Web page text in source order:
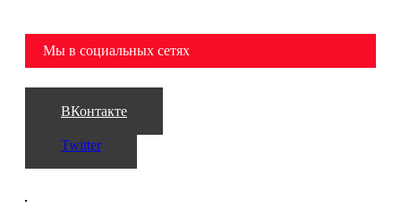
Мы в социальных сетях
ВКонтакте
Twitter